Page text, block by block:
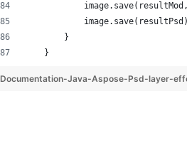
        }
    }
Documentation-Java-Aspose-Psd-layer-